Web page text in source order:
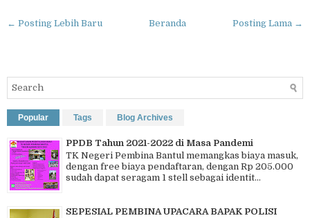
← Posting Lebih Baru Posting Lama →
Beranda
Popular Tags Blog Archives
PPDB Tahun 2021-2022 di Masa Pandemi
TK Negeri Pembina Bantul memangkas biaya masuk,
dengan free biaya pendaftaran, dengan Rp 205.000
sudah dapat seragam 1 stell sebagai identit...
SEPESIAL PEMBINA UPACARA BAPAK POLISI